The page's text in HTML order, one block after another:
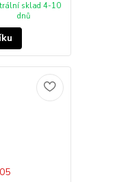
sklad 4-10
dnů